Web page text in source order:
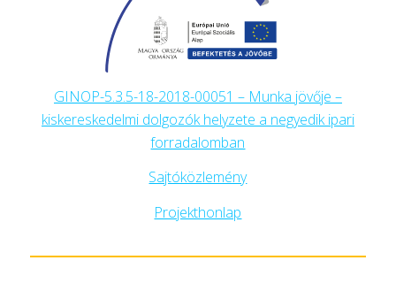
GINOP-5.3.5-18-2018-00051 – Munka jövője –
kiskereskedelmi dolgozók helyzete a negyedik ipari
forradalomban
Sajtóközlemény
Projekthonlap